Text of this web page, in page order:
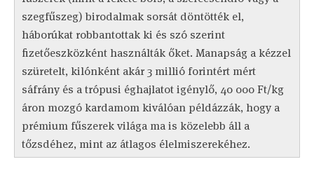
szegfűszeg) birodalmak sorsát döntötték el,
háborúkat robbantottak ki és szó szerint
fizetőeszközként használták őket. Manapság a kézzel
szüretelt, kilónként akár 3 millió forintért mért
sáfrány és a trópusi éghajlatot igénylő, 40 000 Ft/kg
áron mozgó kardamom kiválóan példázzák, hogy a
prémium fűszerek világa ma is közelebb áll a
tőzsdéhez, mint az átlagos élelmiszerekéhez.